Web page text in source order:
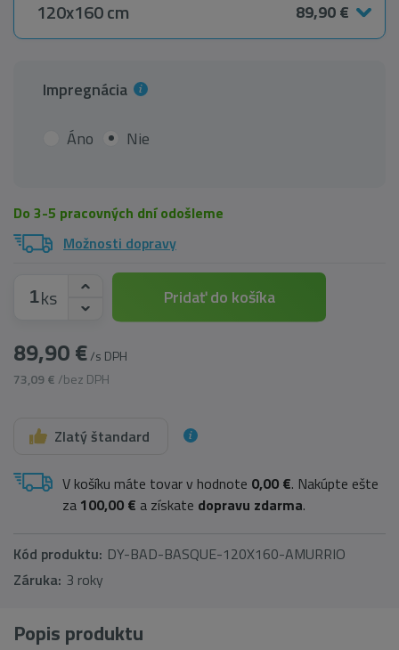
120x160 cm
89,90 €
Impregnácia
Áno Nie
Do 3-5 pracovných dní odošleme
Možnosti dopravy
ks
89,90 €/s DPH
73,09 € /bez DPH
Pridať do košíka
Zlatý štandard
V košíku máte tovar v hodnote 0,00 €. Nakúpte ešte
za 100,00 € a získate dopravu zdarma.
Kód produktu: DY-BAD-BASQUE-120X160-AMURRIO
Záruka: 3 roky
Popis produktu